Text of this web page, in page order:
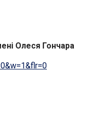
Олеся Гончара